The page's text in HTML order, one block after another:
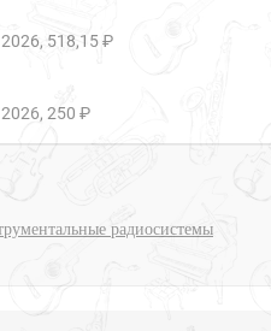
518,15 ₽
250 ₽
радиосистемы